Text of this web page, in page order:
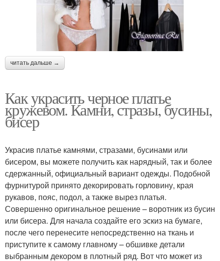
читать дальше →
Как украсить черное платье
кружевом. Камни, стразы, бусины,
бисер
Украсив платье камнями, стразами, бусинами или
бисером, вы можете получить как нарядный, так и более
сдержанный, официальный вариант одежды. Подобной
фурнитурой принято декорировать горловину, края
рукавов, пояс, подол, а также вырез платья.
Совершенно оригинальное решение – воротник из бусин
или бисера. Для начала создайте его эскиз на бумаге,
после чего перенесите непосредственно на ткань и
приступите к самому главному – обшивке детали
выбранным декором в плотный ряд. Вот что может из